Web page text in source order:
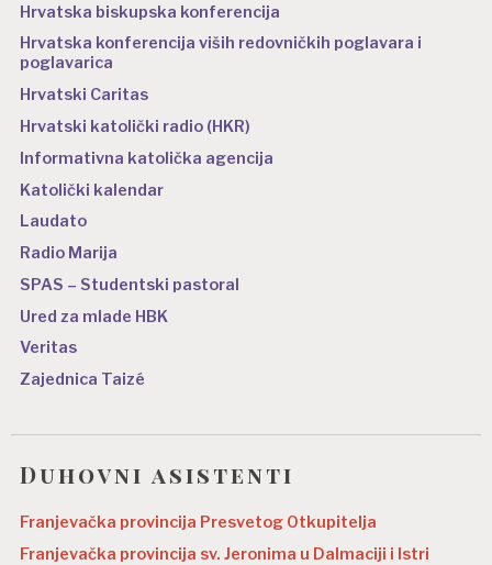
Hrvatska biskupska konferencija
Hrvatska konferencija viših redovničkih poglavara i
poglavarica
Hrvatski Caritas
Hrvatski katolički radio (HKR)
Informativna katolička agencija
Katolički kalendar
Laudato
Radio Marija
SPAS – Studentski pastoral
Ured za mlade HBK
Veritas
Zajednica Taizé
Duhovni asistenti
Franjevačka provincija Presvetog Otkupitelja
Franjevačka provincija sv. Jeronima u Dalmaciji i Istri